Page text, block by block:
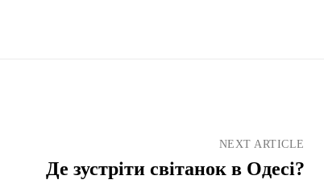
NEXT ARTICLE
Де зустріти світанок в Одесі?